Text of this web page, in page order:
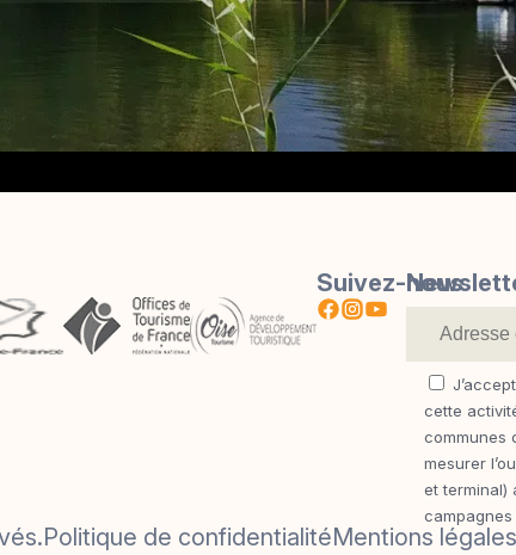
Suivez-nous
cette
communes
mesurer
et terminal)
Politique de confidentialitéMentions légales